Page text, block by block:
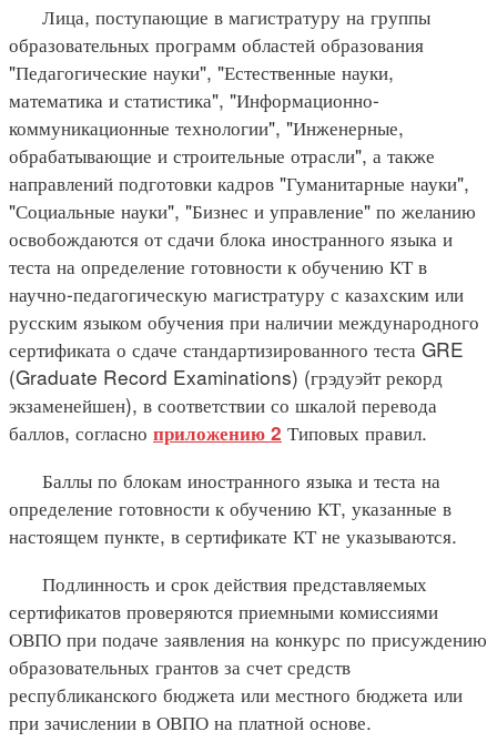
Лица, поступающие в магистратуру на группы
образовательных программ областей образования
"Педагогические науки", "Естественные науки,
математика и статистика", "Информационно-
коммуникационные технологии", "Инженерные,
обрабатывающие и строительные отрасли", а также
направлений подготовки кадров "Гуманитарные науки",
"Социальные науки", "Бизнес и управление" по желанию
освобождаются от сдачи блока иностранного языка и
теста на определение готовности к обучению КТ в
научно-педагогическую магистратуру с казахским или
русским языком обучения при наличии международного
сертификата о сдаче стандартизированного теста GRE
(Graduate Record Examinations) (грэдуэйт рекорд
экзаменейшен), в соответствии со шкалой перевода
баллов, согласно приложению 2 Типовых правил.
Баллы по блокам иностранного языка и теста на
определение готовности к обучению КТ, указанные в
настоящем пункте, в сертификате КТ не указываются.
Подлинность и срок действия представляемых
сертификатов проверяются приемными комиссиями
ОВПО при подаче заявления на конкурс по присуждению
образовательных грантов за счет средств
республиканского бюджета или местного бюджета или
при зачислении в ОВПО на платной основе.